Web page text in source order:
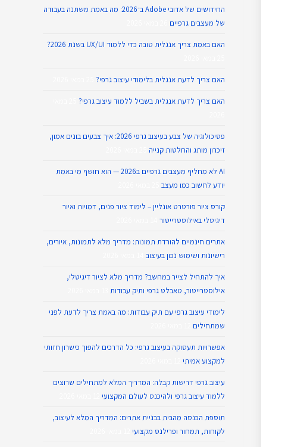
החידושים של אדובי Adobe ב־2026: מה באמת משתנה בעבודה
של מעצבים גרפיים
האם באמת צריך אנגלית טובה כדי ללמוד UX/UI בשנת 2026?
האם צריך לדעת אנגלית בלימודי עיצוב גרפי?
האם צריך לדעת אנגלית בשביל ללמוד עיצוב גרפי?
פסיכולוגיה של צבע בעיצוב גרפי 2026: איך צבעים בונים אמון,
זיכרון מותג והחלטות קנייה
AI לא מחליף מעצבים גרפיים ב2026 — הוא חושף מי באמת
יודע לחשוב כמו מעצב
קורס ציור פורטרט אונליין – לימוד ציור פנים, דמויות ואיור
דיגיטלי באילוסטרייטור
אתרים חינמיים להורדת תמונות: מדריך מלא לתמונות, איורים,
רישיונות ושימוש נכון בעיצוב
איך להתחיל לצייר במחשב? מדריך מלא לציור דיגיטלי,
אילוסטרייטור, טאבלט גרפי ותיק עבודות
לימודי עיצוב גרפי עם תיק עבודות: מה באמת צריך לדעת לפני
שמתחילים
אפשרויות תעסוקה בעיצוב גרפי: כל הדרכים להפוך כישרון חזותי
למקצוע אמיתי
עיצוב גרפי דרישות קבלה: המדריך המלא למתחילים שרוצים
ללמוד עיצוב גרפי ולהיכנס לעולם המקצועי
תוספת הכנסה מהבית בבניית אתרים: המדריך המלא לעיצוב,
לקוחות, תמחור ופרילנס מקצועי